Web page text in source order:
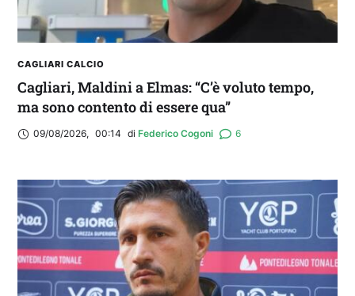
CAGLIARI CALCIO
Cagliari, Maldini a Elmas: “C’è voluto tempo,
ma sono contento di essere qua”
09/08/2026, 00:14 di Federico Cogoni 6